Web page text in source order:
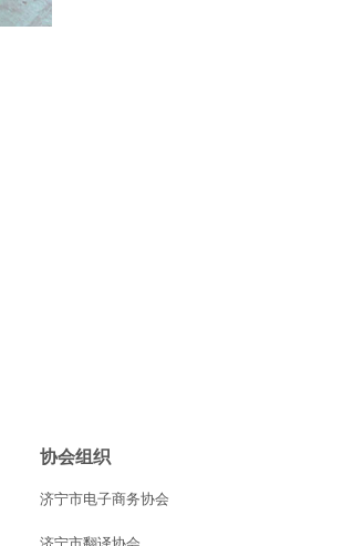
协会组织
济宁市电子商务协会